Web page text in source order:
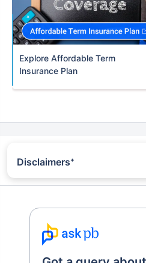
Term
Insurance Plan
Disclaimers+
applicable tax slabs post 31st march 2023
+Returns Since Inception of LIC Growth Fund
~Source - Google Review Rating available
http://bit.ly/3J20bXZ